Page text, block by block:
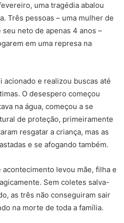
uma tragédia abalou
Três pessoas – uma mulher de
neto de apenas 4 anos –
em uma represa na
acionado e realizou buscas até
O desespero começou
na água, começou a se
de proteção, primeiramente
resgatar a criança, mas as
e se afogando também.
acontecimento levou mãe, filha e
Sem coletes salva-
as três não conseguiram sair
na morte de toda a família.